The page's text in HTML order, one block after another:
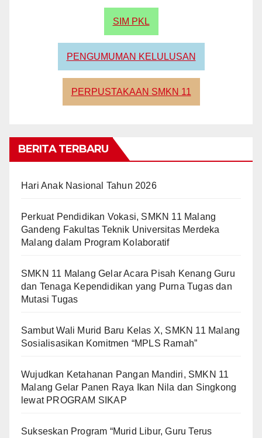
SIM PKL
PENGUMUMAN KELULUSAN
PERPUSTAKAAN SMKN 11
BERITA TERBARU
Hari Anak Nasional Tahun 2026
Perkuat Pendidikan Vokasi, SMKN 11 Malang
Gandeng Fakultas Teknik Universitas Merdeka
Malang dalam Program Kolaboratif
SMKN 11 Malang Gelar Acara Pisah Kenang Guru
dan Tenaga Kependidikan yang Purna Tugas dan
Mutasi Tugas
Sambut Wali Murid Baru Kelas X, SMKN 11 Malang
Sosialisasikan Komitmen “MPLS Ramah”
Wujudkan Ketahanan Pangan Mandiri, SMKN 11
Malang Gelar Panen Raya Ikan Nila dan Singkong
lewat PROGRAM SIKAP
Sukseskan Program “Murid Libur, Guru Terus